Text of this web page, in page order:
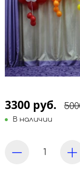
3300 руб.
В наличии